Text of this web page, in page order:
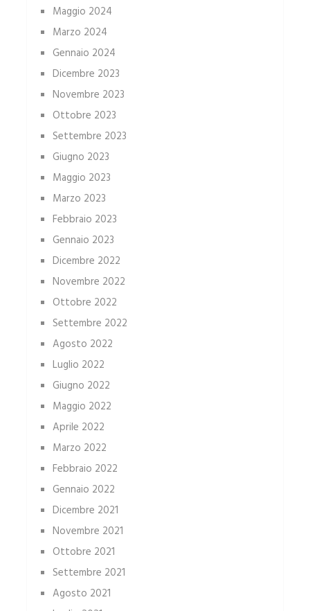
Maggio 2024
Marzo 2024
Gennaio 2024
Dicembre 2023
Novembre 2023
Ottobre 2023
Settembre 2023
Giugno 2023
Maggio 2023
Marzo 2023
Febbraio 2023
Gennaio 2023
Dicembre 2022
Novembre 2022
Ottobre 2022
Settembre 2022
Agosto 2022
Luglio 2022
Giugno 2022
Maggio 2022
Aprile 2022
Marzo 2022
Febbraio 2022
Gennaio 2022
Dicembre 2021
Novembre 2021
Ottobre 2021
Settembre 2021
Agosto 2021